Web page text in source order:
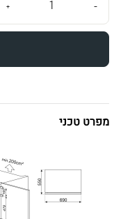
-
+
מפרט טכני